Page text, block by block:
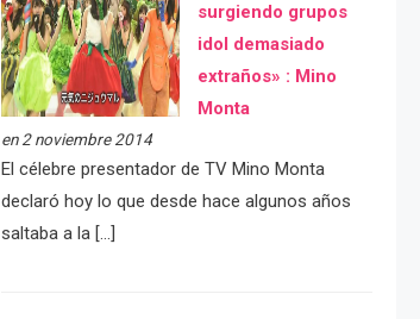
surgiendo grupos
idol demasiado
extraños» : Mino
Monta
en 2 noviembre 2014
El célebre presentador de TV Mino Monta
declaró hoy lo que desde hace algunos años
saltaba a la […]